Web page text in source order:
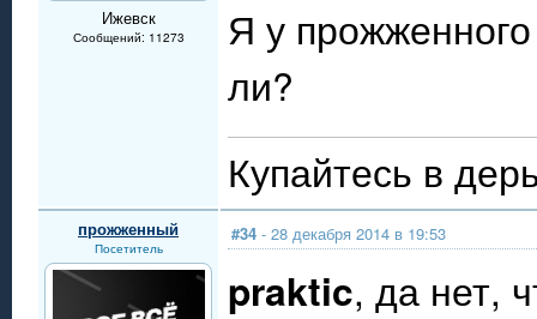
Ижевск
Сообщений: 11273
Я у
ли?
Купайтесь в
прожженный
Посетитель
#34 - 28 декабря 2014 в 19:53
praktic, да нет,